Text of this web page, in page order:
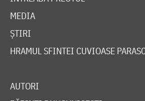
MEDIA
ȘTIRI
HRAMUL SFINTEI CUVIOASE
AUTORI